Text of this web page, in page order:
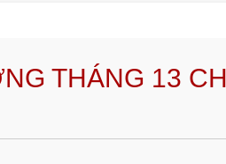
THÁNG 13